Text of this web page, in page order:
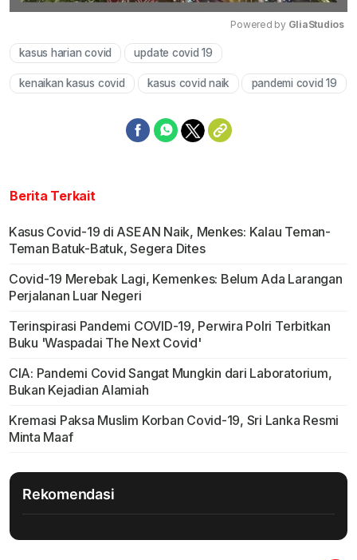
Powered by GliaStudios
kasus harian covid update covid 19
kenaikan kasus covid kasus covid naik pandemi covid 19
Berita Terkait
Kasus Covid-19 di ASEAN Naik, Menkes: Kalau Teman-
Teman Batuk-Batuk, Segera Dites
Covid-19 Merebak Lagi, Kemenkes: Belum Ada Larangan
Perjalanan Luar Negeri
Terinspirasi Pandemi COVID-19, Perwira Polri Terbitkan
Buku 'Waspadai The Next Covid'
CIA: Pandemi Covid Sangat Mungkin dari Laboratorium,
Bukan Kejadian Alamiah
Kremasi Paksa Muslim Korban Covid-19, Sri Lanka Resmi
Minta Maaf
Rekomendasi